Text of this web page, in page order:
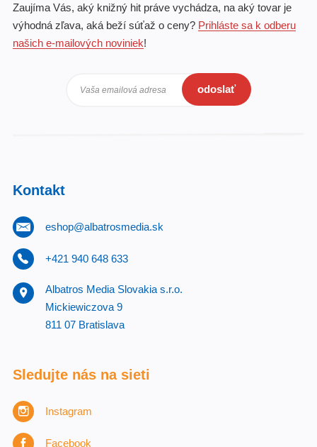
Zaujíma Vás, aký knižný hit práve vychádza, na aký tovar je
výhodná zľava, aká beží súťaž o ceny? Prihláste sa k odberu
našich e-mailových noviniek!
Vaša emailová adresa odoslať
Kontakt
eshop@albatrosmedia.sk
+421 940 648 633
Albatros Media Slovakia s.r.o.
Mickiewiczova 9
811 07 Bratislava
Sledujte nás na sieti
Instagram
Facebook